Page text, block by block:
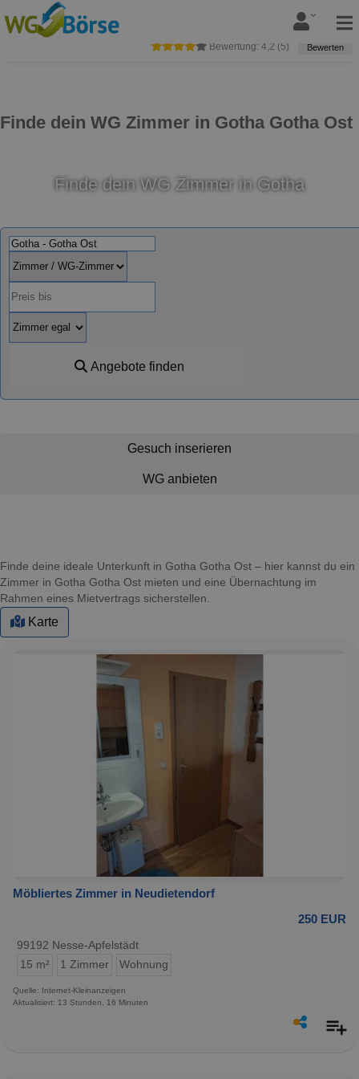
Finde dein WG Zimmer in Gotha Gotha Ost
Bewertung: 4,2 (5) Bewerten
Finde dein WG Zimmer in Gotha
Angebote finden
Gesuch inserieren
WG anbieten
Finde deine ideale Unterkunft in Gotha Gotha Ost – hier kannst du ein
Zimmer in Gotha Gotha Ost mieten und eine Übernachtung im
Rahmen eines Mietvertrags sicherstellen.
Karte
Möbliertes Zimmer in Neudietendorf
250 EUR
99192 Nesse-Apfelstädt
15 m²
1 Zimmer Wohnung
Quelle: Internet-Kleinanzeigen
Aktualisiert: 13 Stunden, 16 Minuten